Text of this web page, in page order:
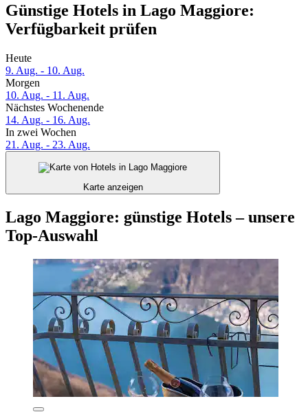
Günstige Hotels in Lago Maggiore:
Verfügbarkeit prüfen
Heute
9. Aug. - 10. Aug.
Morgen
10. Aug. - 11. Aug.
Nächstes Wochenende
14. Aug. - 16. Aug.
In zwei Wochen
21. Aug. - 23. Aug.
Karte anzeigen
Lago Maggiore: günstige Hotels – unsere
Top-Auswahl